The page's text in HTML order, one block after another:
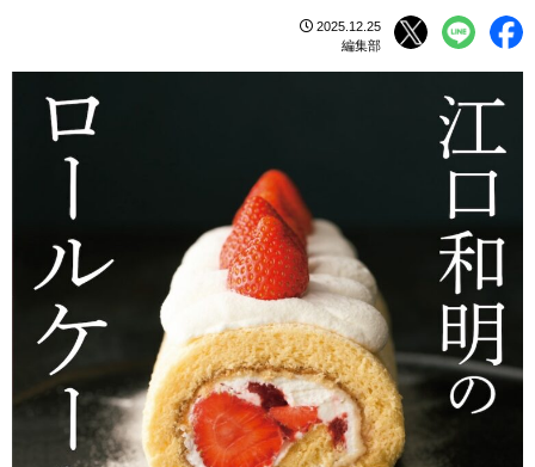
2025.12.25
編集部